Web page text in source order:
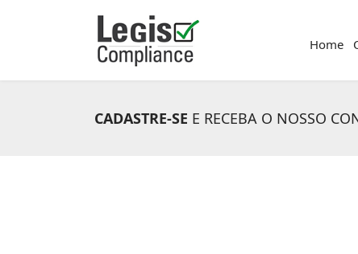
Home
CADASTRE-SE E RECEBA O NOSSO